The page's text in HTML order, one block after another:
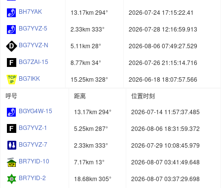
BH7YAK
13.17km 294°
2026-07-24 17:15:22.41
BG7YVZ-5
2.33km 333°
2026-07-28 12:16:59.913
BG7YVZ-N
5.11km 28°
2026-08-06 07:49:27.529
BG7ZAI-15
8.77km 34°
2026-07-26 21:15:14.716
BG7IKK
15.25km 328°
2026-06-18 18:07:57.566
呼号
距离
位置时刻
BGYG4W-15
13.17km 294°
2026-07-14 11:57:37.485
BG7YVZ-1
5.25km 287°
2026-08-06 18:31:59.372
BG7YVZ-7
2.33km 333°
2026-07-29 10:08:45.979
BR7YID-10
7.17km 13°
2026-08-07 03:41:49.648
BR7YID-2
18.68km 305° 2026-08-07 03:37:29.698